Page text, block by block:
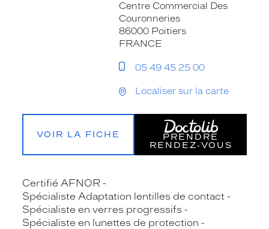
Centre Commercial Des
Couronneries
86000 Poitiers
FRANCE
05 49 45 25 00
Localiser sur la carte
VOIR LA FICHE
PRENDRE
RENDEZ‑VOUS
Certifié AFNOR
Spécialiste Adaptation lentilles de contact
Spécialiste en verres progressifs
Spécialiste en lunettes de protection